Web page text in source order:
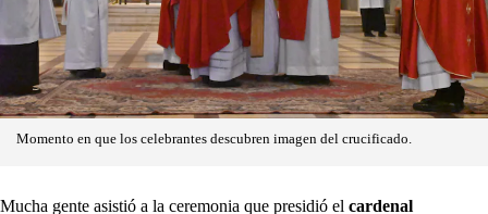
Momento en que los celebrantes descubren imagen del crucificado.
Mucha gente asistió a la ceremonia que presidió el cardenal